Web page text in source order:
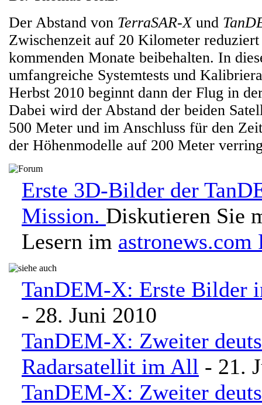
Der Abstand von TerraSAR-Xund
Zwischenzeit auf 20 Kilometer
kommenden Monate beibehalten. In
umfangreiche Systemtests und
Herbst 2010 beginnt dann der Flug in
Dabei wird der Abstand der beiden
500 Meter und im Anschluss für den
der Höhenmodelle auf 200 Meter
Erste 3D-Bilder der
Mission. Diskutieren Sie
Lesern im astronews.com
TanDEM-X: Erste Bilder
- 28. Juni 2010
TanDEM-X: Zweiter
Radarsatellit im All - 21.
TanDEM-X: Zweiter